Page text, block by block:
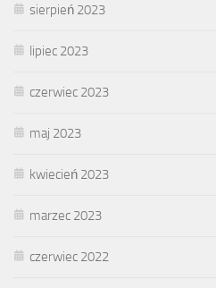
sierpień 2023
lipiec 2023
czerwiec 2023
maj 2023
kwiecień 2023
marzec 2023
czerwiec 2022